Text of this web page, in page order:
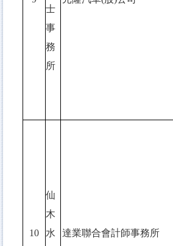
士
事
務
所
10
仙
木
水
達業聯合會計師事務所